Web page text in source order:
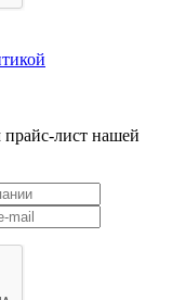
лист нашей